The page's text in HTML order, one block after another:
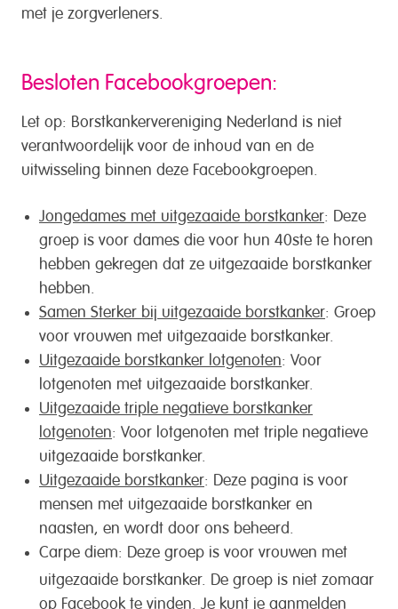
met je zorgverleners.
Besloten Facebookgroepen:
Let op: Borstkankervereniging Nederland is niet
verantwoordelijk voor de inhoud van en de
uitwisseling binnen deze Facebookgroepen.
Jongedames met uitgezaaide borstkanker: Deze
groep is voor dames die voor hun 40ste te horen
hebben gekregen dat ze uitgezaaide borstkanker
hebben.
Samen Sterker bij uitgezaaide borstkanker: Groep
voor vrouwen met uitgezaaide borstkanker.
Uitgezaaide borstkanker lotgenoten : Voor
lotgenoten met uitgezaaide borstkanker.
Uitgezaaide triple negatieve borstkanker
lotgenoten : Voor lotgenoten met triple negatieve
uitgezaaide borstkanker.
Uitgezaaide borstkanker: Deze pagina is voor
mensen met uitgezaaide borstkanker en
naasten, en wordt door ons beheerd.
Carpe diem: Deze groep is voor vrouwen met
uitgezaaide borstkanker. De groep is niet zomaar
op Facebook te vinden. Je kunt je aanmelden